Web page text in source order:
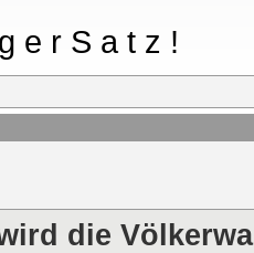
e r S a t z !
die